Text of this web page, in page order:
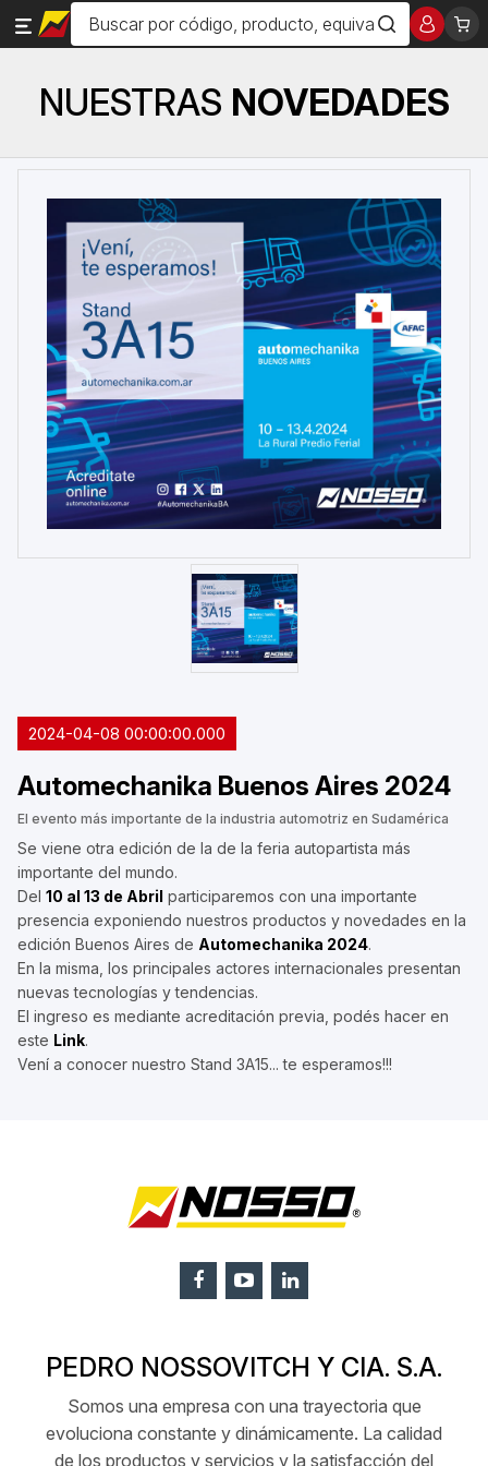
NUESTRAS NOVEDADES
2024-04-08 00:00:00.000
Automechanika Buenos Aires 2024
El evento más importante de la industria automotriz en Sudamérica
Se viene otra edición de la de la feria autopartista más
importante del mundo.
Del 10 al 13 de Abril participaremos con una importante
presencia exponiendo nuestros productos y novedades en la
edición Buenos Aires de Automechanika 2024.
En la misma, los principales actores internacionales presentan
nuevas tecnologías y tendencias.
El ingreso es mediante acreditación previa, podés hacer en
este Link.
Vení a conocer nuestro Stand 3A15... te esperamos!!!
PEDRO NOSSOVITCH Y CIA. S.A.
Somos una empresa con una trayectoria que
evoluciona constante y dinámicamente. La calidad
de los productos y servicios y la satisfacción del